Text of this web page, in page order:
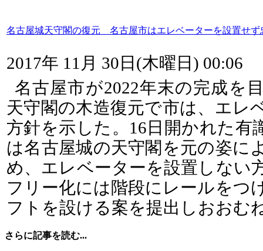
名古屋城天守閣の復元 名古屋市はエレベーターを設置せ
2017年 11月 30日(木曜日) 00:06
名古屋市が2022年末の完成を
天守閣の木造復元で市は、エレ
方針を示した。16日開かれた有
は名古屋城の天守閣を元の姿に
め、エレベーターを設置しない
フリー化には階段にレールをつ
フトを設ける案を提出しおおむ
さらに記事を読む...